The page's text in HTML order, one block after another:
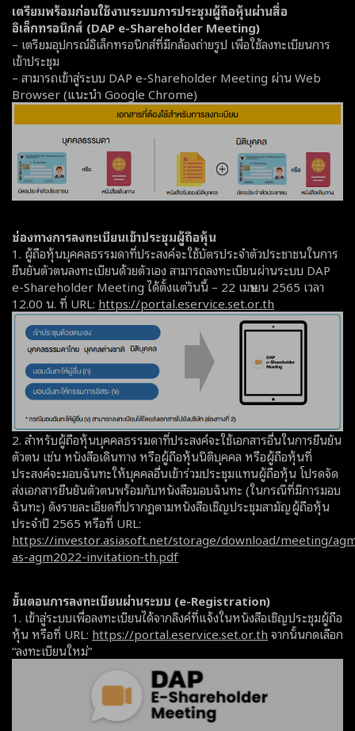
เตรียมพร้อมก่อนใช้งานระบบการประชุมผู้ถือหุ้นผ่านสื่อ
อิเล็กทรอนิกส์ (DAP e-Shareholder Meeting)
– เตรียมอุปกรณ์อิเล็กทรอนิกส์ที่มีกล้องถ่ายรูป เพื่อใช้ลงทะเบียนการ
เข้าประชุม
– สามารถเข้าสู่ระบบ DAP e-Shareholder Meeting ผ่าน Web
Browser (แนะนำ Google Chrome)
ช่องทางการลงทะเบียนเข้าประชุมผู้ถือหุ้น
1. ผู้ถือหุ้นบุคคลธรรมดาที่ประสงค์จะใช้บัตรประจำตัวประชาชนในการ
ยืนยันตัวตนลงทะเบียนด้วยตัวเอง สามารถลงทะเบียนผ่านระบบ DAP
e-Shareholder Meeting ได้ตั้งแต่วันนี้ – 22 เมษายน 2565 เวลา
12.00 น. ที่ URL: https://portal.eservice.set.or.th
2. สำหรับผู้ถือหุ้นบุคคลธรรมดาที่ประสงค์จะใช้เอกสารอื่นในการยืนยัน
ตัวตน เช่น หนังสือเดินทาง หรือผู้ถือหุ้นนิติบุคคล หรือผู้ถือหุ้นที่
ประสงค์จะมอบฉันทะให้บุคคลอื่นเข้าร่วมประชุมแทนผู้ถือหุ้น โปรดจัด
ส่งเอกสารยืนยันตัวตนพร้อมกับหนังสือมอบฉันทะ (ในกรณีที่มีการมอบ
ฉันทะ) ดังรายละเอียดที่ปรากฏตามหนังสือเชิญประชุมสามัญผู้ถือหุ้น
ประจำปี 2565 หรือที่ URL:
https://investor.asiasoft.net/storage/download/meeting/
as-agm2022-invitation-th.pdf
ขั้นตอนการลงทะเบียนผ่านระบบ (e-Registration)
1. เข้าสู่ระบบเพื่อลงทะเบียนได้จากลิงค์ที่แจ้งในหนังสือเชิญประชุมผู้ถือ
หุ้น หรือที่ URL: https://portal.eservice.set.or.th จากนั้นกดเลือก
“ลงทะเบียนใหม่”